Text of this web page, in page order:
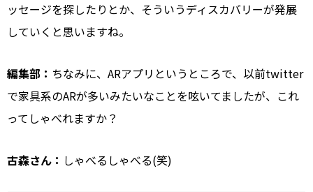
ッセージを探したりとか、そういうディスカバリーが発展
していくと思いますね。
編集部： ちなみに、ARアプリというところで、以前twitter
で家具系のARが多いみたいなことを呟いてましたが、これ
ってしゃべれますか？
古森さん： しゃべるしゃべる(笑)